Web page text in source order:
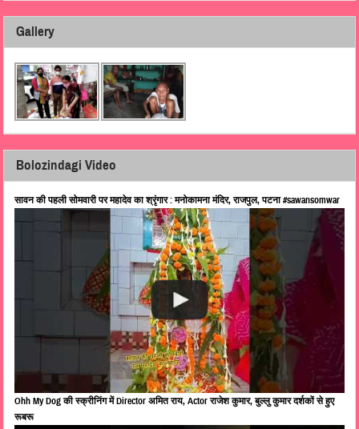
Gallery
Bolozindagi Video
सावन की पहली सोमवारी पर महादेव का श्रृंगार : मनोकामना मंदिर, राजपुल, पटना #sawansomwar
Ohh My Dog की स्क्रीनिंग में Director अमित राय, Actor राजेश कुमार, बुल्लु कुमार दर्शकों से हुए
रूबरू